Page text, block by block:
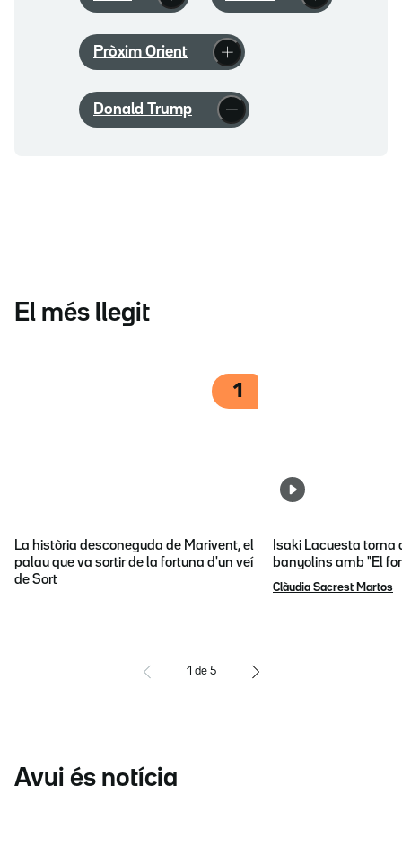
Pròxim Orient
Donald Trump
El més llegit
1
La història desconeguda de Marivent, el
palau que va sortir de la fortuna d'un veí
de Sort
Isaki Lacuesta torna
banyolins amb "El
Clàudia Sacrest Martos
1 de 5
Avui és notícia